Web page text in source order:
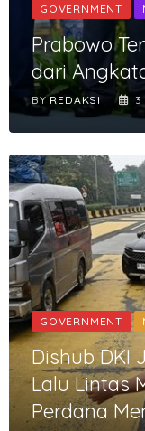
GOVERNMENT
Prabowo
dari
BYREDAKSI 3
GOVERNMENT
Dishub DKI
Lalu Lintas
Perdana